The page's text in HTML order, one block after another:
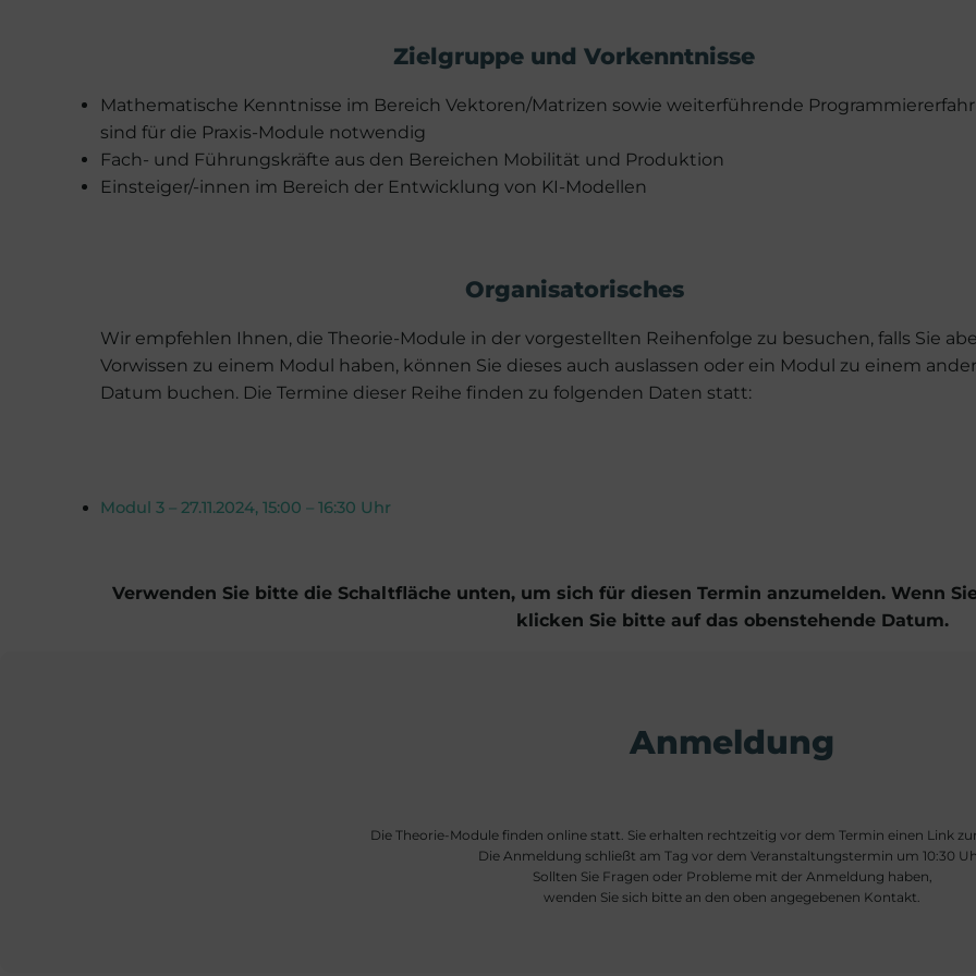
Zielgruppe und Vorkenntnisse
Mathematische Kenntnisse im Bereich Vektoren/Matrizen sowie weiterführende
sind für die Praxis-Module notwendig
Fach- und Führungskräfte aus den Bereichen Mobilität und Produktion
Einsteiger/-innen im Bereich der Entwicklung von KI-Modellen
Organisatorisches
Wir empfehlen Ihnen, die Theorie-Module in der vorgestellten Reihenfolge zu besuchen, falls Sie
Vorwissen zu einem Modul haben, können Sie dieses auch auslassen oder ein Modul zu einem
Datum buchen. Die Termine dieser Reihe finden zu folgenden Daten statt:
Modul 3 – 27.11.2024, 15:00 – 16:30 Uhr
Verwenden Sie bitte die Schaltfläche unten, um sich für diesen Termin anzumelden. Wenn
klicken Sie bitte auf das obenstehende Datum.
Anmeldung
Die Theorie-Module finden online statt. Sie erhalten rechtzeitig vor dem Termin einen Link
Die Anmeldung schließt am Tag vor dem Veranstaltungstermin um 10:30
Sollten Sie Fragen oder Probleme mit der Anmeldung haben,
wenden Sie sich bitte an den oben angegebenen Kontakt.